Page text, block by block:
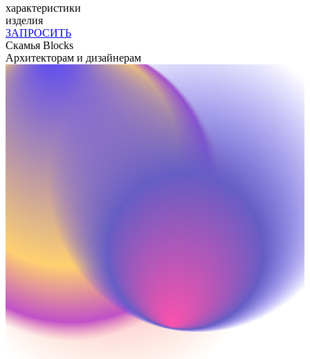
характеристики
изделия
ЗАПРОСИТЬ
Скамья Blocks
Архитекторам и дизайнерам